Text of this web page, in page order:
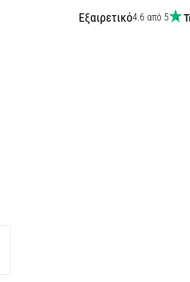
Εξαιρετικό4.6 από 5